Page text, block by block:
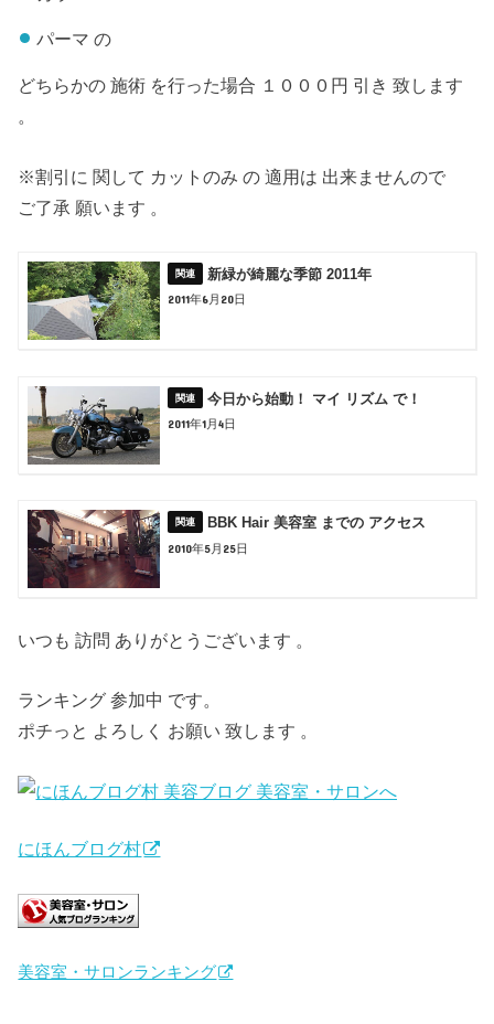
パーマ の
どちらかの 施術 を行った場合 １０００円 引き 致します
。
※割引に 関して カットのみ の 適用は 出来ませんので
ご了承 願います 。
新緑が綺麗な季節 2011年
2011年6月20日
今日から始動！ マイ リズム で！
2011年1月4日
BBK Hair 美容室 までの アクセス
2010年5月25日
いつも 訪問 ありがとうございます 。
ランキング 参加中 です。
ポチっと よろしく お願い 致します 。
にほんブログ村
美容室・サロンランキング